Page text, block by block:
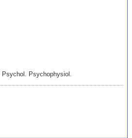
Psychophysiol.